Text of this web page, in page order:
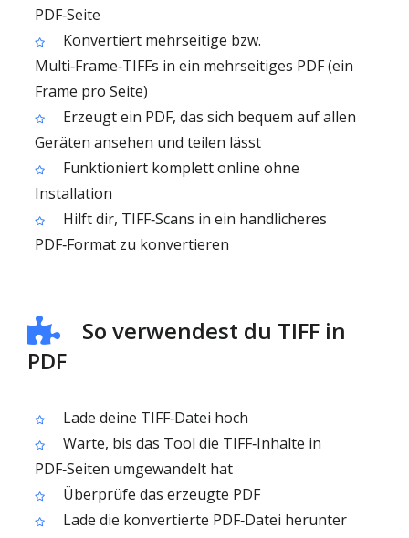
PDF‑Seite
Konvertiert mehrseitige bzw.
Multi‑Frame‑TIFFs in ein mehrseitiges PDF (ein
Frame pro Seite)
Erzeugt ein PDF, das sich bequem auf allen
Geräten ansehen und teilen lässt
Funktioniert komplett online ohne
Installation
Hilft dir, TIFF‑Scans in ein handlicheres
PDF‑Format zu konvertieren
So verwendest du TIFF in
PDF
Lade deine TIFF‑Datei hoch
Warte, bis das Tool die TIFF‑Inhalte in
PDF‑Seiten umgewandelt hat
Überprüfe das erzeugte PDF
Lade die konvertierte PDF‑Datei herunter